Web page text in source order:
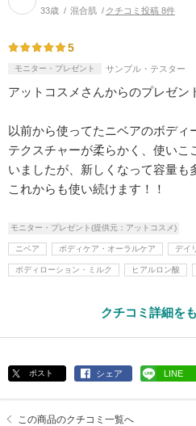
33歳 混合肌 クチコミ投稿 8件
5
モニター・プレゼント サンプル・テスター
アットコスメさんからのプレゼン
以前から使ってたニベアのボディ
テクスチャーが柔らかく、使いこ
いましたが、新しくなって容量も
これからも使い続けます！！
モニター・プレゼント(提供元：アットコスメ)
ニベア ボディケア・オーラルケア デイ
ボディローション・ミルク ヒアルロン酸
クチコミ詳細を
ポスト シェア LINE
この商品のクチコミ一覧へ